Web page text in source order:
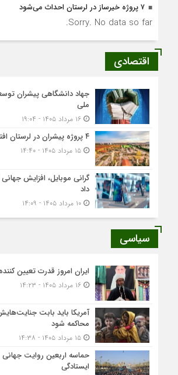
۷ پروژه خیرساز در لرستان احداث می‌شود
Sorry. No data so far.
اقتصادی
جهاد دانشگاهی پیشران
ملی
۱۶ مرداد ۱۴۰۵ - ۱۹:۰۴
۴ پروژه پیشران در لرستان افتتاح می‌شود
۱۵ مرداد ۱۴۰۵ - ۱۴:۴۰
گرانی موبایل، افزایش
داد
۱۰ مرداد ۱۴۰۵ - ۱۴:۰۹
سیاسی
ایران امروز قدرت تعیین
۱۶ مرداد ۱۴۰۵ - ۱۴:۲۳
آمریکا باید بابت
محاکمه شود
۱۵ مرداد ۱۴۰۵ - ۱۴:۳۸
حماسه اربعین روایت
ایستادگی